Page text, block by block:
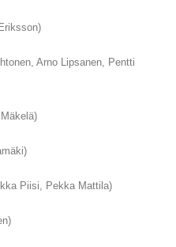
Arno Lipsanen, Pentti
Piisi, Pekka Mattila)